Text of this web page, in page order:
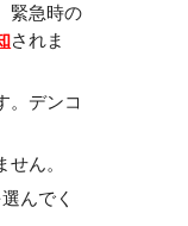
緊急時の
されま
。デンコ
ん。
んでく